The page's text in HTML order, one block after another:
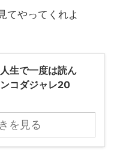
てやってくれよ
生で一度は読ん
コダジャレ20
を見る